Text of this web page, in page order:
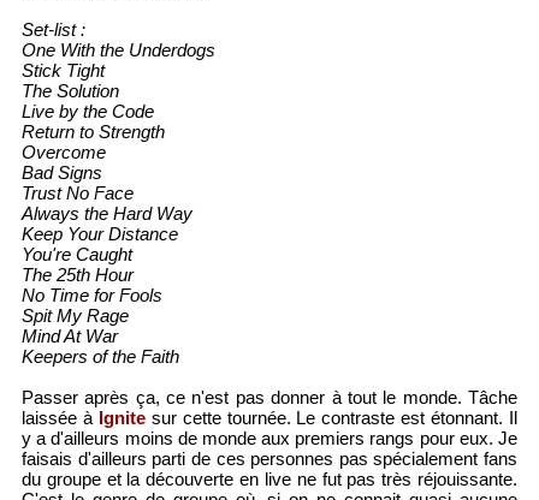
Set-list :
One With the Underdogs
Stick Tight
The Solution
Live by the Code
Return to Strength
Overcome
Bad Signs
Trust No Face
Always the Hard Way
Keep Your Distance
You're Caught
The 25th Hour
No Time for Fools
Spit My Rage
Mind At War
Keepers of the Faith
Passer après ça, ce n'est pas donner à tout le monde. Tâche
laissée à Ignitesur cette tournée. Le contraste est étonnant. Il
y a d'ailleurs moins de monde aux premiers rangs pour eux. Je
faisais d'ailleurs parti de ces personnes pas spécialement fans
du groupe et la découverte en live ne fut pas très réjouissante.